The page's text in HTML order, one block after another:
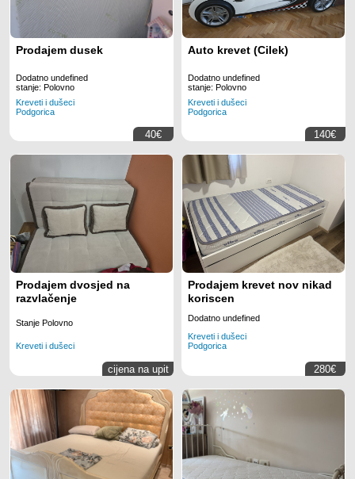
Prodajem dusek
Dodatno undefined
stanje: Polovno
Kreveti i dušeci
Podgorica
40€
Auto krevet (Cilek)
Dodatno undefined
stanje: Polovno
Kreveti i dušeci
Podgorica
140€
Prodajem dvosjed na
razvlačenje
Stanje Polovno
Kreveti i dušeci
cijena na upit
Prodajem krevet nov nikad
koriscen
Dodatno undefined
Kreveti i dušeci
Podgorica
280€